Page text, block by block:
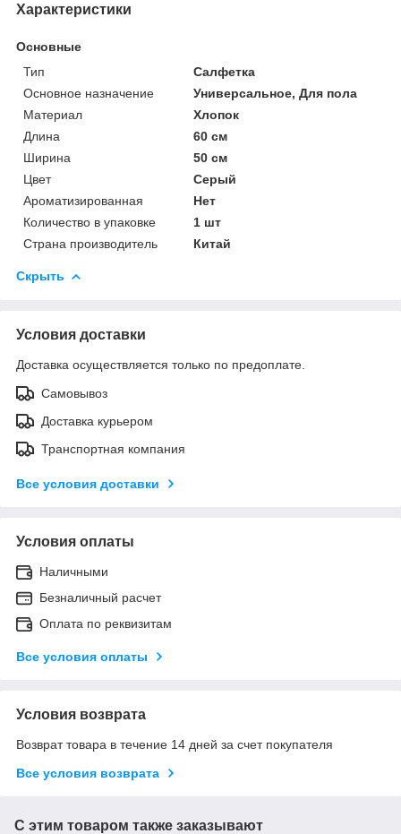
Характеристики
Основные
Тип
Салфетка
Основное назначение
Универсальное, Для пола
Материал
Хлопок
Длина
60 см
Ширина
50 см
Цвет
Серый
Ароматизированная
Нет
Количество в упаковке
1 шт
Страна производитель
Китай
Скрыть
Условия доставки
Доставка осуществляется только по предоплате.
Самовывоз
Доставка курьером
Транспортная компания
Все условия доставки
Условия оплаты
Наличными
Безналичный расчет
Оплата по реквизитам
Все условия оплаты
Условия возврата
Возврат товара в течение 14 дней за счет покупателя
Все условия возврата
С этим товаром также заказывают